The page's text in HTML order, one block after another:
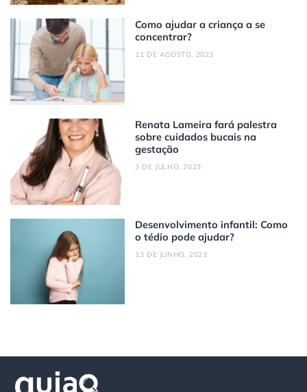
Como ajudar a criança a se
concentrar?
11 DE AGOSTO, 2023
Renata Lameira fará palestra
sobre cuidados bucais na
gestação
3 DE JULHO, 2023
Desenvolvimento infantil: Como
o tédio pode ajudar?
13 DE JUNHO, 2023